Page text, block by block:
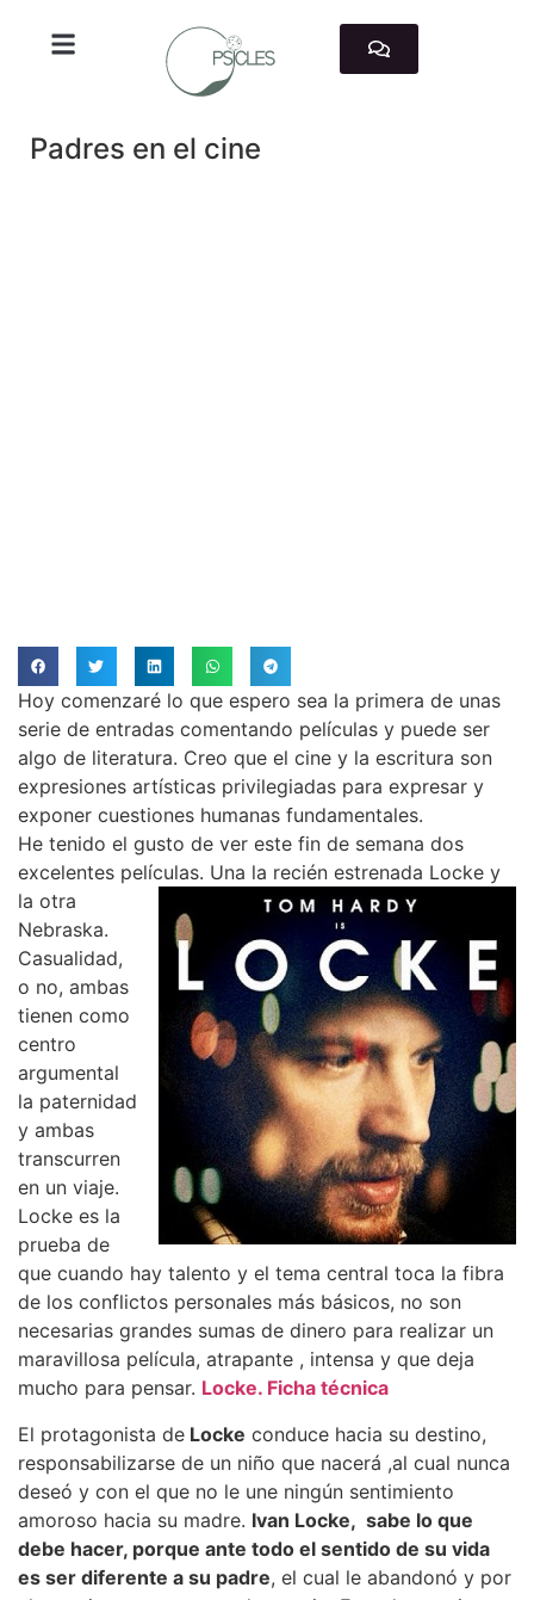
Padres en el cine
Hoy comenzaré lo que espero sea la primera de unas
serie de entradas comentando películas y puede ser
algo de literatura. Creo que el cine y la escritura son
expresiones artísticas privilegiadas para expresar y
exponer cuestiones humanas fundamentales.
He tenido el gusto de ver este fin de semana dos
excelentes películas. Una la recién estrenada Locke y
la otra
Nebraska.
Casualidad,
o no, ambas
tienen como
centro
argumental
la paternidad
y ambas
transcurren
en un viaje.
Locke es la
prueba de
que cuando hay talento y el tema central toca la fibra
de los conflictos personales más básicos, no son
necesarias grandes sumas de dinero para realizar un
maravillosa película, atrapante , intensa y que deja
mucho para pensar. Locke. Ficha técnica
El protagonista de Locke conduce hacia su destino,
responsabilizarse de un niño que nacerá ,al cual nunca
deseó y con el que no le une ningún sentimiento
amoroso hacia su madre. Ivan Locke, sabe lo que
debe hacer, porque ante todo el sentido de su vida
es ser diferente a su padre, el cual le abandonó y por